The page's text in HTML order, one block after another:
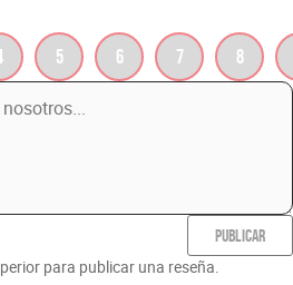
5 6 7 8
PUBLICAR
para publicar una reseña.